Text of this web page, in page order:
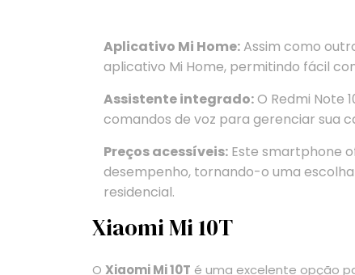
Aplicativo Mi Home:Assim como
aplicativo Mi Home, permitindo fácil
Assistente integrado:O Redmi Note
comandos de voz para gerenciar sua
Preços acessíveis: Este smartphone
desempenho, tornando-o uma
residencial.
Xiaomi Mi 10T
O Xiaomi Mi 10T é uma excelente opção